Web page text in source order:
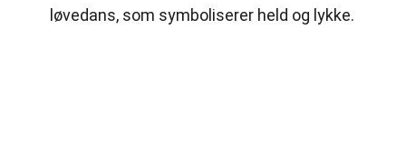
løvedans, som symboliserer held og lykke.